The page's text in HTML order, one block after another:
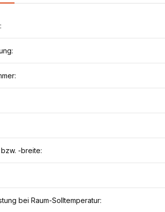
-breite:
bei Raum-Solltemperatur: